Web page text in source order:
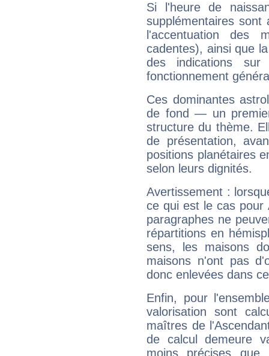
Si l'heure de
supplémentaires sont
l'accentuation des
cadentes), ainsi que
des indications sur
fonctionnement
Ces dominantes
de fond — un
structure du thème.
de présentation,
positions planétaires
selon leurs dignités.
Avertissement :
ce qui est le cas pour
paragraphes ne
répartitions en
sens, les maisons
maisons n'ont pas
donc enlevées dans
Enfin, pour
valorisation sont
maîtres de
de calcul demeure
moins précises que